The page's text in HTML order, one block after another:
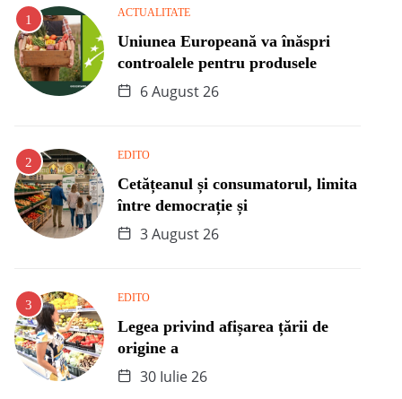
ACTUALITATE
Uniunea Europeană va înăspri
controalele pentru produsele
6 August 26
EDITO
Cetățeanul și consumatorul, limita
între democrație și
3 August 26
EDITO
Legea privind afișarea țării de
origine a
30 Iulie 26